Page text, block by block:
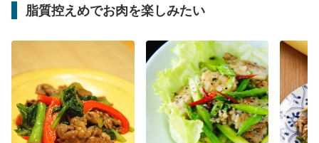
脂質控えめでお肉を楽しみたい